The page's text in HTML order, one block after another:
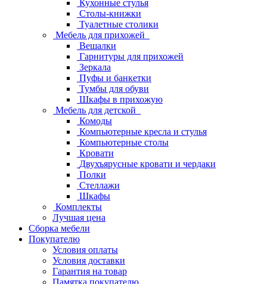
Кухонные стулья
Столы-книжки
Туалетные столики
Мебель для прихожей
Вешалки
Гарнитуры для прихожей
Зеркала
Пуфы и банкетки
Тумбы для обуви
Шкафы в прихожую
Мебель для детской
Комоды
Компьютерные кресла и стулья
Компьютерные столы
Кровати
Двухъярусные кровати и чердаки
Полки
Стеллажи
Шкафы
Комплекты
Лучшая цена
Сборка мебели
Покупателю
Условия оплаты
Условия доставки
Гарантия на товар
Памятка покупателю